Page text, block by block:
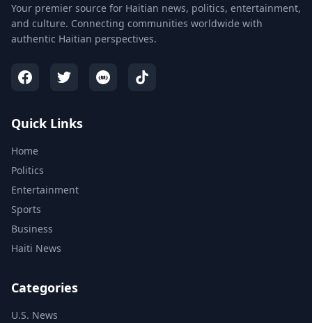
Your premier source for Haitian news, politics, entertainment,
and culture. Connecting communities worldwide with
authentic Haitian perspectives.
Quick Links
Home
Politics
Entertainment
Sports
Business
Haiti News
Categories
U.S. News